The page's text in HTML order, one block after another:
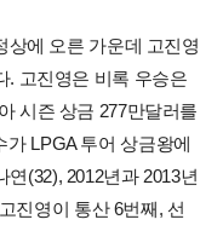
상에 오른 가운데 고진영
. 고진영은 비록 우승은
시즌 상금 277만달러를
LPGA 투어 상금왕에
연(32), 2012년과 2013년
진영이 통산 6번째, 선